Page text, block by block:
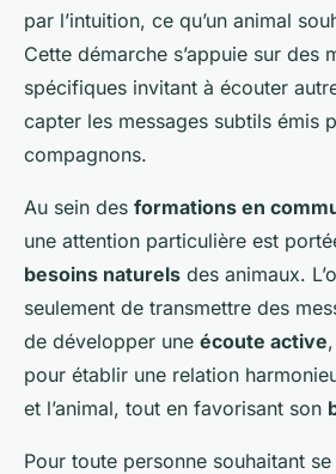
par l’intuition, ce qu’un animal
Cette démarche s’appuie sur des
spécifiques invitant à écouter
capter les messages subtils émis
compagnons.
Au sein des formations en
une attention particulière est
besoins naturels des animaux.
seulement de transmettre des
de développer une écoute active
pour établir une relation
et l’animal, tout en favorisant son
Pour toute personne souhaitant